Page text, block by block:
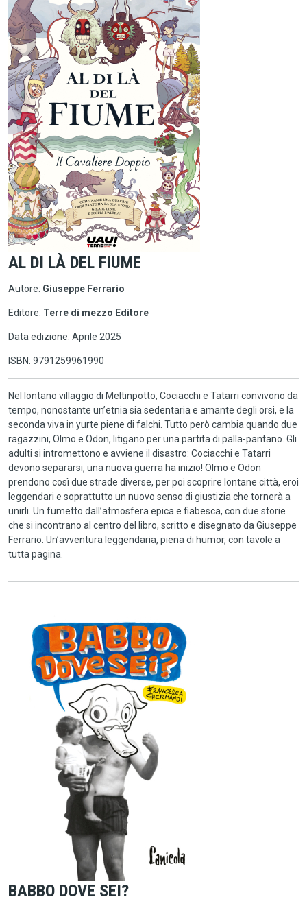
AL DI LÀ DEL FIUME
Autore: Giuseppe Ferrario
Editore: Terre di mezzo Editore
Data edizione: Aprile 2025
ISBN: 9791259961990
Nel lontano villaggio di Meltinpotto, Cociacchi e Tatarri convivono da
tempo, nonostante un’etnia sia sedentaria e amante degli orsi, e la
seconda viva in yurte piene di falchi. Tutto però cambia quando due
ragazzini, Olmo e Odon, litigano per una partita di palla-pantano. Gli
adulti si intromettono e avviene il disastro: Cociacchi e Tatarri
devono separarsi, una nuova guerra ha inizio! Olmo e Odon
prendono così due strade diverse, per poi scoprire lontane città, eroi
leggendari e soprattutto un nuovo senso di giustizia che tornerà a
unirli. Un fumetto dall’atmosfera epica e fiabesca, con due storie
che si incontrano al centro del libro, scritto e disegnato da Giuseppe
Ferrario. Un’avventura leggendaria, piena di humor, con tavole a
tutta pagina.
BABBO DOVE SEI?